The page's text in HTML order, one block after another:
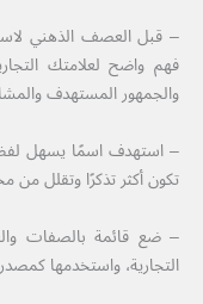
– قبل العصف الذهني
فهم واضح لعلامتك
والجمهور المستهدف
– استهدف اسمًا يسهل
تكون أكثر تذكرًا وتقلل من
– ضع قائمة بالصفات
التجارية، واستخدمها